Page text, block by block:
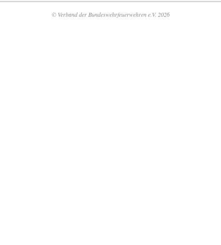
© Verband der Bundeswehrfeuerwehren e.V. 2026